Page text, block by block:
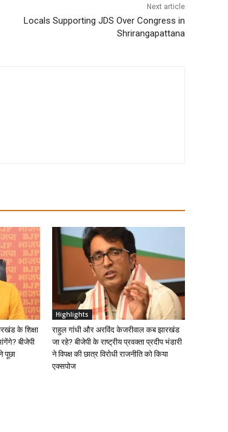
Next article
Locals Supporting JDS Over Congress in
Shrirangapattana
के शिक्षा
बीजेपी
पूछा
Highlights
राहुल गांधी और अरविंद केजरीवाल कब झारखंड
जा रहे? बीजेपी के राष्ट्रीय प्रवक्ता प्रदीप भंडारी
ने विपक्ष की छात्र विरोधी राजनीति को किया
एक्सपोज